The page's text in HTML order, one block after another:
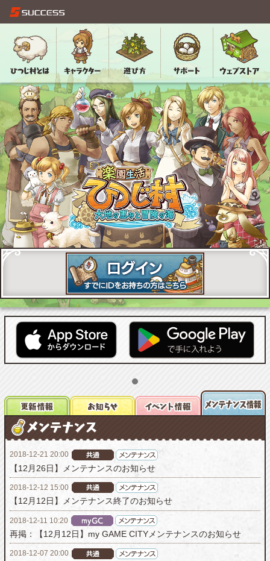
2018-12-21 20:00
【12月26日】メンテナンスのお知らせ
2018-12-12 15:00
【12月12日】メンテナンス終了のお知らせ
2018-12-11 10:20
再掲：【12月12日】my GAME CITYメンテナンスのお知らせ
2018-12-07 20:00